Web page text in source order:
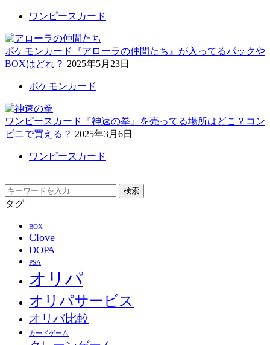
ワンピースカード
ポケモンカード『アローラの仲間たち』が入ってるパックや
BOXはどれ？ 2025年5月23日
ポケモンカード
ワンピースカード『神速の拳』を売ってる場所はどこ？コン
ビニで買える？ 2025年3月6日
ワンピースカード
検索
タグ
BOX
Clove
DOPA
PSA
オリパ
オリパサービス
オリパ比較
カードゲーム